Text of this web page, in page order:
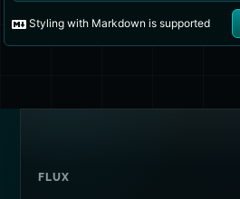
FLUX